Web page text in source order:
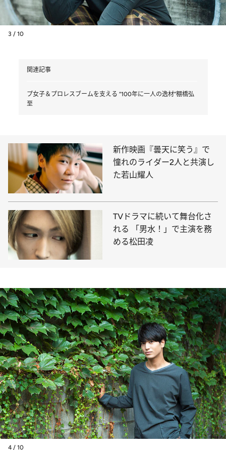
3 / 10
関連記事
プ女子＆プロレスブームを支える “100年に一人の逸材”棚橋弘
至
新作映画『曇天に笑う』で
憧れのライダー2人と共演し
た若山耀人
TVドラマに続いて舞台化さ
れる 「男水！」で主演を務
める松田凌
4 / 10